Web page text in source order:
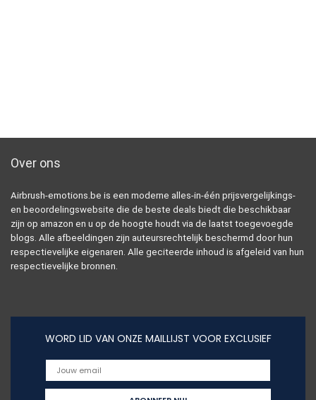
Over ons
Airbrush-emotions.be is een moderne alles-in-één prijsvergelijkings-
en beoordelingswebsite die de beste deals biedt die beschikbaar
zijn op amazon en u op de hoogte houdt via de laatst toegevoegde
blogs. Alle afbeeldingen zijn auteursrechtelijk beschermd door hun
respectievelijke eigenaren. Alle geciteerde inhoud is afgeleid van hun
respectievelijke bronnen.
WORD LID VAN ONZE MAILLIJST VOOR EXCLUSIEF